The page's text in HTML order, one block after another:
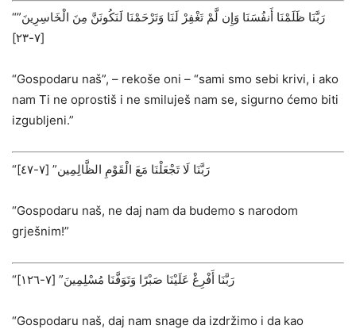
“رَبَّنَا ظَلَمْنَا أَنفُسَنَا وَإِن لَّمْ تَغْفِرْ لَنَا وَتَرْحَمْنَا لَنَكُونَنَّ مِنَ الْخَاسِرِينَ”
‌[٧-٢٣]
“Gospodaru naš”, – rekoše oni – “sami smo sebi krivi, i ako
nam Ti ne oprostiš i ne smiluješ nam se, sigurno ćemo biti
izgubljeni.”
“رَبَّنَا لَا تَجْعَلْنَا مَعَ الْقَوْمِ الظَّالِمِين” ‌[٧-٤٧]
“Gospodaru naš, ne daj nam da budemo s narodom
grješnim!”
“رَبَّنَا أَفْرِغْ عَلَيْنَا صَبْرًا وَتَوَفَّنَا مُسْلِمِينَ” ‌[٧-١٢٦]
“Gospodaru naš, daj nam snage da izdržimo i da kao